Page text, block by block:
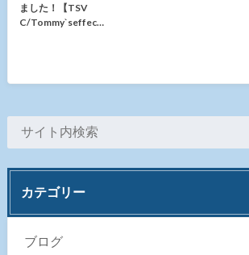
ました！【TSV
C/Tommy`seffec…
カテゴリー
ブログ